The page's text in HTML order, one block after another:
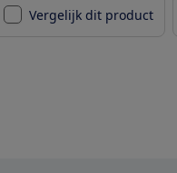
Vergelijk dit product